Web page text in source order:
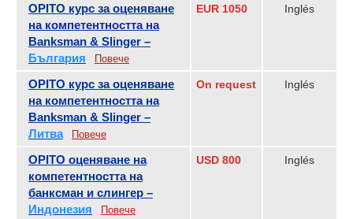
OPITO курс за оценяване
на компетентността на
Banksman & Slinger –
България
Повече
EUR 1050 Inglés
OPITO курс за оценяване
на компетентността на
Banksman & Slinger –
Литва
Повече
On request Inglés
OPITO оценяване на
компетентността на
банксман и слингер –
Индонезия
Повече
USD 800 Inglés